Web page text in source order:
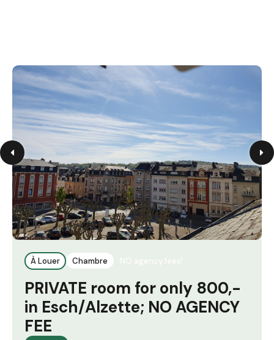
À Louer Chambre
PRIVATE room for only 800,-
in Esch/Alzette; NO AGENCY
FEE